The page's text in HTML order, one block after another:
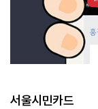
서울시민카드